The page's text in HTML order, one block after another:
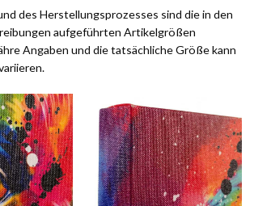
des Herstellungsprozesses sind die in den
aufgeführten Artikelgrößen
Angaben und die tatsächliche Größe kann